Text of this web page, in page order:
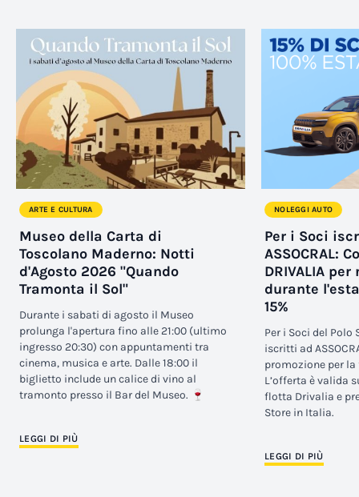
ARTE E CULTURA
Museo della Carta di
Toscolano Maderno: Notti
d'Agosto 2026 "Quando
Tramonta il Sol"
Durante i sabati di agosto il Museo
prolunga l'apertura fino alle 21:00 (ultimo
ingresso 20:30) con appuntamenti tra
cinema, musica e arte. Dalle 18:00 il
biglietto include un calice di vino al
tramonto presso il Bar del Museo. 🍷
LEGGI DI PIÙ
NOLEGGI AUTO
Per i Soci
ASSOCRAL:
DRIVALIA
durante
15%
Per i Soci del
iscritti ad
promozione per la
L’offerta è valida
flotta Drivalia e
Store in Italia.
LEGGI DI PIÙ